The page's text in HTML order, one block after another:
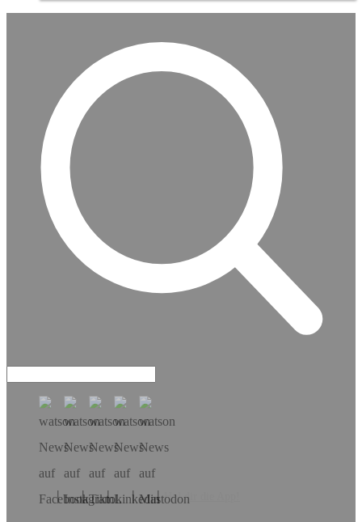
Hol dir die App!